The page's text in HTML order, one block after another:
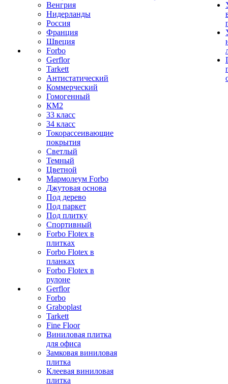
Венгрия
Нидерланды
Россия
Франция
Швеция
Forbo
Gerflor
Tarkett
Антистатический
Коммерческий
Гомогенный
КМ2
33 класс
34 класс
Токорассеивающие
покрытия
Светлый
Темный
Цветной
Мармолеум Forbo
Джутовая основа
Под дерево
Под паркет
Под плитку
Спортивный
Forbo Flotex в
плитках
Forbo Flotex в
планках
Forbo Flotex в
рулоне
Gerflor
Forbo
Graboplast
Tarkett
Fine Floor
Виниловая плитка
для офиса
Замковая виниловая
плитка
Клеевая виниловая
плитка